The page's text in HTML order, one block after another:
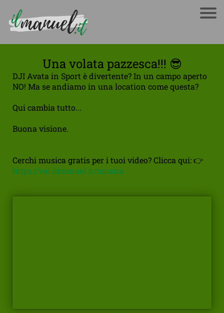
Una volata pazzesca!!! 😎
DJI Avata in Sport è divertente? In un campo aperto
NO! Ma se andiamo in una location come questa?
Qui cambia tutto...
Buona visione.
Cerchi musica gratis per i tuoi video? Clicca qui: 👉
https://vai.ilmanuel.it/musica